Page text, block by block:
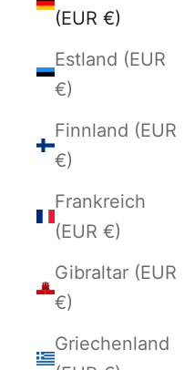
(EUR €)
Estland (EUR
€)
Finnland (EUR
€)
Frankreich
(EUR €)
Gibraltar (EUR
€)
Griechenland